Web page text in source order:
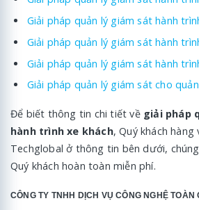
Giải pháp quản lý giám sát hành
Giải pháp quản lý giám sát hành
Giải pháp quản lý giám sát hành
Giải pháp quản lý giám sát cho
Để biết thông tin chi tiết về giải pháp
hành trình xe khách, Quý khách hàng
Techglobal ở thông tin bên dưới,
Quý khách hoàn toàn miễn phí.
CÔNG TY TNHH DỊCH VỤ CÔNG NGHỆ